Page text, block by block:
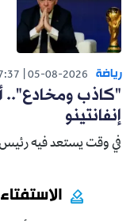
رياضة 05-08-2026
"كاذب ومخادع"..
إنفانتينو
في وقت يستعد فيه رئيس